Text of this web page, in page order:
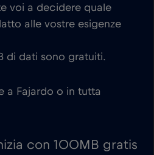
voi a decidere quale
alle vostre esigenze
di dati sono gratuiti.
a Fajardo o in tutta
con 100MB gratis